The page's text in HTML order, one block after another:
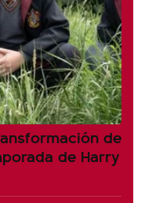
de
de Harry